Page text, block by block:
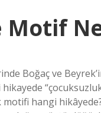
Motif
Boğaç ve
hangi